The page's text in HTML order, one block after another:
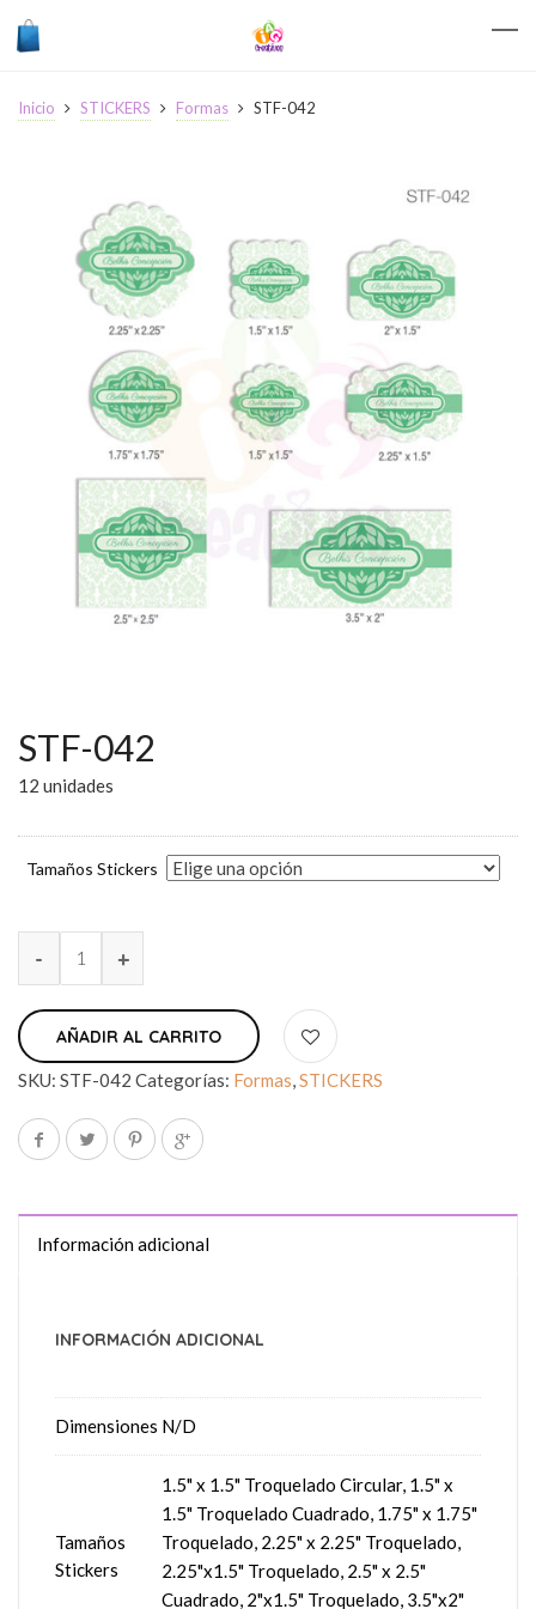
Inicio STICKERS Formas STF-042
STF-042
12 unidades
Tamaños Stickers
AÑADIR AL CARRITO
SKU: STF-042 Categorías: Formas,STICKERS
Información adicional
INFORMACIÓN ADICIONAL
Dimensiones N/D
Tamaños
Stickers
1.5" x 1.5" Troquelado Circular, 1.5" x
1.5" Troquelado Cuadrado, 1.75" x 1.75"
Troquelado, 2.25" x 2.25" Troquelado,
2.25"x1.5" Troquelado, 2.5" x 2.5"
Cuadrado, 2"x1.5" Troquelado, 3.5"x2"